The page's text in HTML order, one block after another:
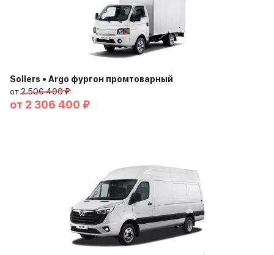
Sollers • Argo фургон промтоварный
от2 506 400 ₽
от 2 306 400 ₽